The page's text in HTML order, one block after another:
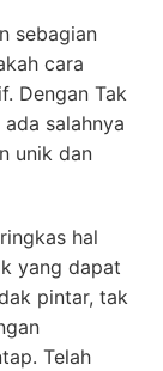
sebagian
cara
Dengan Tak
salahnya
unik dan
hal
yang dapat
pintar, tak
Telah